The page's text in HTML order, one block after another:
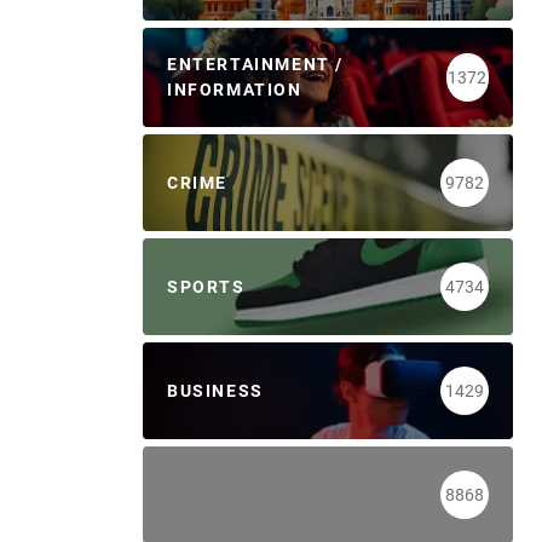
ENTERTAINMENT /
INFORMATION
1372
CRIME 9782
SPORTS 4734
BUSINESS 1429
8868